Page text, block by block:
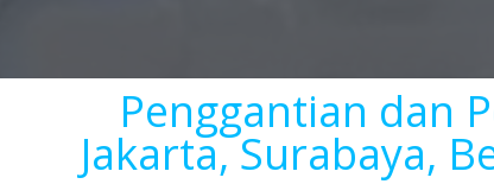
Penggantian dan
Jakarta, Surabaya,